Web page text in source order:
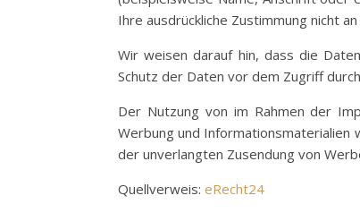
Ihre ausdrückliche Zustimmung nicht
Wir weisen darauf hin, dass die
Schutz der Daten vor dem Zugriff
Der Nutzung von im Rahmen der
Werbung und Informationsmaterialien
der unverlangten Zusendung von
Quellverweis: eRecht24